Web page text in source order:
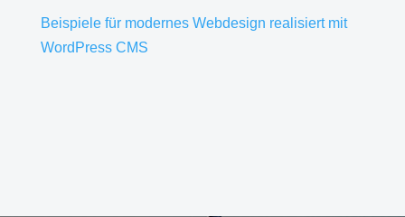
Beispiele für modernes Webdesign realisiert mit
WordPress CMS